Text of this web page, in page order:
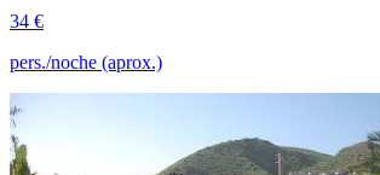
34 €
pers./noche (aprox.)